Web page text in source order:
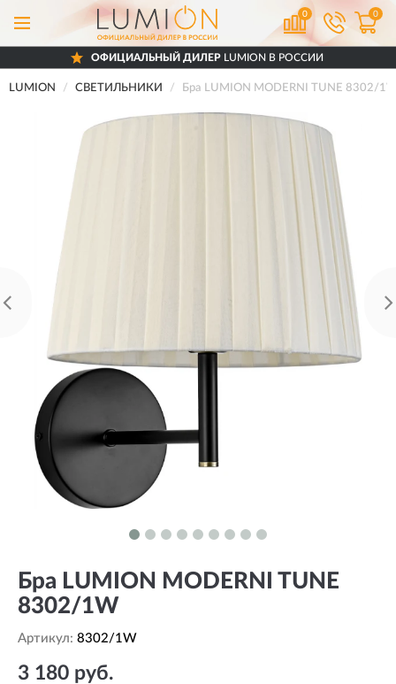
0 0
ОФИЦИАЛЬНЫЙ ДИЛЕР LUMION В РОССИИ
LUMION СВЕТИЛЬНИКИ Бра LUMION MODERNI TUNE 8302/
Бра LUMION MODERNI TUNE
8302/1W
Артикул: 8302/1W
3 180 руб.